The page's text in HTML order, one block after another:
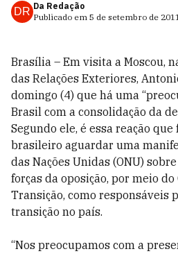
DR Da Redação
Publicado em 5 de setembro de
Brasília – Em visita a Moscou,
das Relações Exteriores,
domingo (4) que há uma
Brasil com a consolidação da
Segundo ele, é essa reação que
brasileiro aguardar uma
das Nações Unidas (ONU)
forças da oposição, por meio
Transição, como responsáveis
transição no país.
“Nos preocupamos com a